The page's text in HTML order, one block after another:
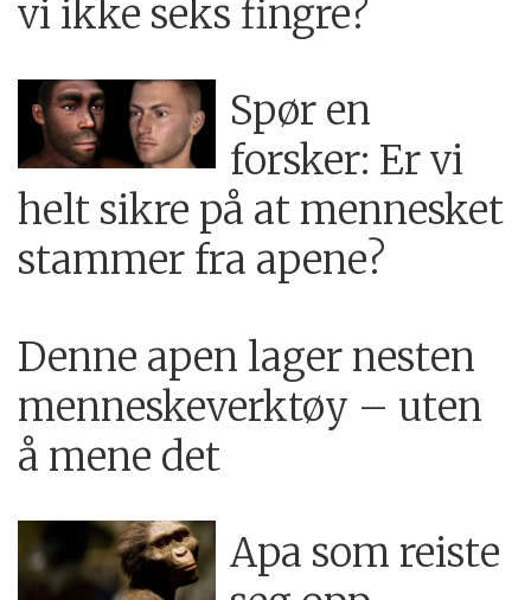
vi ikke seks fingre?
Spør en
forsker: Er vi
helt sikre på at mennesket
stammer fra apene?
Denne apen lager nesten
menneskeverktøy – uten
å mene det
Apa som reiste